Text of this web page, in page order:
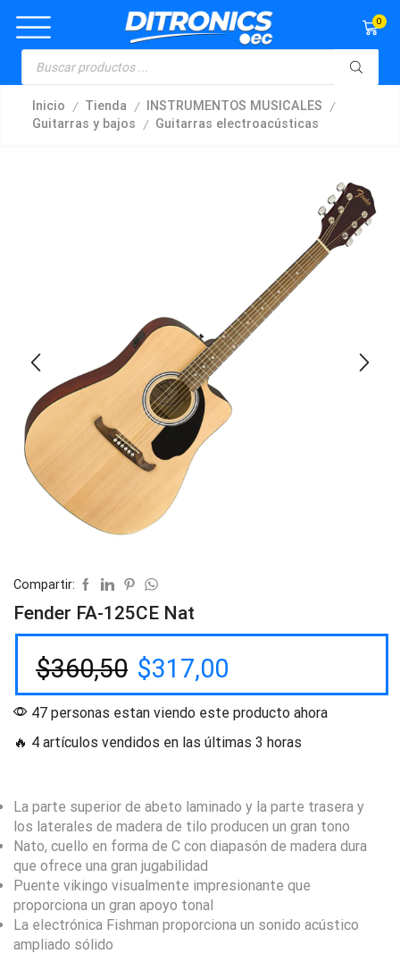
0
Inicio / Tienda / INSTRUMENTOS MUSICALES /
Guitarras y bajos / Guitarras electroacústicas
Compartir:
Fender FA-125CE Nat
$360,50 $317,00
47 personas estan viendo este producto ahora
🔥 4 artículos vendidos en las últimas 3 horas
La parte superior de abeto laminado y la parte trasera y
los laterales de madera de tilo producen un gran tono
Nato, cuello en forma de C con diapasón de madera dura
que ofrece una gran jugabilidad
Puente vikingo visualmente impresionante que
proporciona un gran apoyo tonal
La electrónica Fishman proporciona un sonido acústico
ampliado sólido